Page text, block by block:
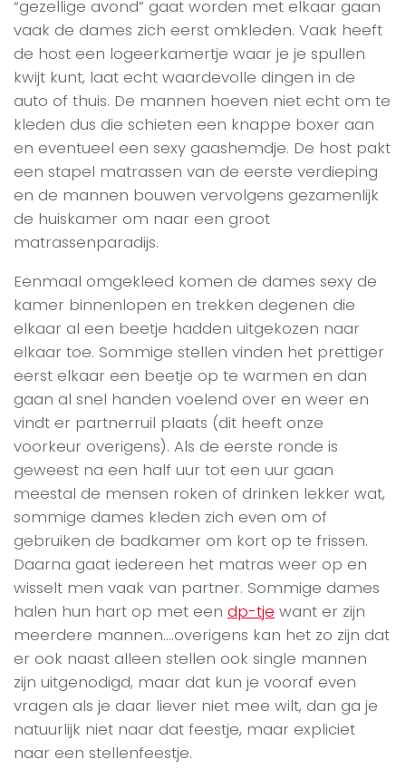
“gezellige avond” gaat worden met elkaar gaan
vaak de dames zich eerst omkleden. Vaak heeft
de host een logeerkamertje waar je je spullen
kwijt kunt, laat echt waardevolle dingen in de
auto of thuis. De mannen hoeven niet echt om te
kleden dus die schieten een knappe boxer aan
en eventueel een sexy gaashemdje. De host pakt
een stapel matrassen van de eerste verdieping
en de mannen bouwen vervolgens gezamenlijk
de huiskamer om naar een groot
matrassenparadijs.
Eenmaal omgekleed komen de dames sexy de
kamer binnenlopen en trekken degenen die
elkaar al een beetje hadden uitgekozen naar
elkaar toe. Sommige stellen vinden het prettiger
eerst elkaar een beetje op te warmen en dan
gaan al snel handen voelend over en weer en
vindt er partnerruil plaats (dit heeft onze
voorkeur overigens). Als de eerste ronde is
geweest na een half uur tot een uur gaan
meestal de mensen roken of drinken lekker wat,
sommige dames kleden zich even om of
gebruiken de badkamer om kort op te frissen.
Daarna gaat iedereen het matras weer op en
wisselt men vaak van partner. Sommige dames
halen hun hart op met een dp-tje want er zijn
meerdere mannen….overigens kan het zo zijn dat
er ook naast alleen stellen ook single mannen
zijn uitgenodigd, maar dat kun je vooraf even
vragen als je daar liever niet mee wilt, dan ga je
natuurlijk niet naar dat feestje, maar expliciet
naar een stellenfeestje.